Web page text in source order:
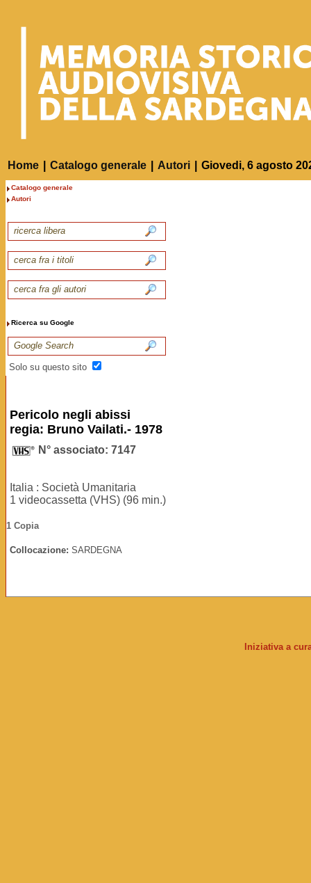
Home Catalogo generale Autori Giovedi, 6 agosto
Catalogo generale
Autori
Ricerca su Google
Solo su questo sito
Pericolo negli abissi
regia: Bruno Vailati.- 1978
N° associato: 7147
Italia : Società Umanitaria
1 videocassetta (VHS) (96 min.)
1 Copia
Collocazione: SARDEGNA
Iniziativa a